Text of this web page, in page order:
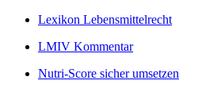
Lexikon Lebensmittelrecht
LMIV Kommentar
Nutri-Score sicher umsetzen